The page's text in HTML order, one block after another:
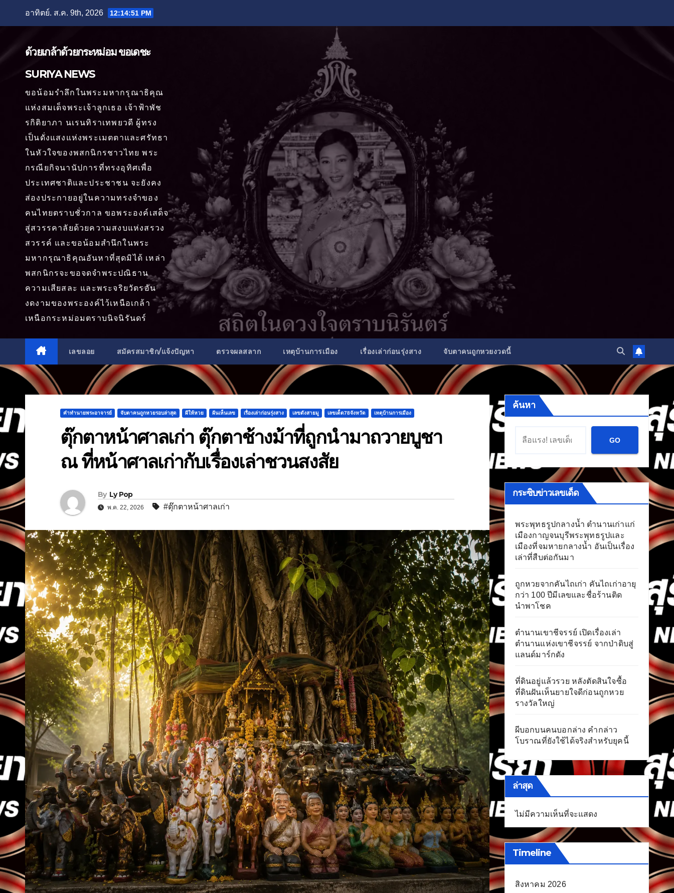
อาทิตย์. ส.ค. 9th, 2026 12:14:53 PM
ด้วยเกล้าด้วยกระหม่อม ขอเดชะ
SURIYA NEWS
ขอน้อมรำลึกในพระมหากรุณาธิคุณ
แห่งสมเด็จพระเจ้าลูกเธอ เจ้าฟ้าพัช
รกิติยาภา นเรนทิราเทพยวดี ผู้ทรง
เป็นดั่งแสงแห่งพระเมตตาและศรัทธา
ในหัวใจของพสกนิกรชาวไทย พระ
กรณียกิจนานัปการที่ทรงอุทิศเพื่อ
ประเทศชาติและประชาชน จะยังคง
ส่องประกายอยู่ในความทรงจำของ
คนไทยตราบชั่วกาล ขอพระองค์เสด็จ
สู่สวรรคาลัยด้วยความสงบแห่งสรวง
สวรรค์ และขอน้อมสำนึกในพระ
มหากรุณาธิคุณอันหาที่สุดมิได้ เหล่า
พสกนิกรจะขอจดจำพระปณิธาน
ความเสียสละ และพระจริยวัตรอัน
งดงามของพระองค์ไว้เหนือเกล้า
เหนือกระหม่อมตราบนิจนิรันดร์
เลขลอย สมัครสมาชิก/แจ้งปัญหา ตรวจผลสลาก เหตุบ้านการเมือง เรื่องเล่าก่อนรุ่งสาง จับตาคนถูกหวยงวดนี้
คำทำนายพระอาจารย์ จับตาคนถูกหวยรอบล่าสุด ผีให้หวย ฝันเห็นเลข เรื่องเล่าก่อนรุ่งสาง เลขดังสายมู เลขเด็ด78จังหวัด เหตุบ้านการเมือง
ตุ๊กตาหน้าศาลเก่า ตุ๊กตาช้างม้าที่ถูกนำมาถวายบูชา
ณ ที่หน้าศาลเก่ากับเรื่องเล่าชวนสงสัย
By Ly Pop
พ.ค. 22, 2026 #ตุ๊กตาหน้าศาลเก่า
ค้นหา
GO
กระซิบข่าวเลขเด็ด
พระพุทธรูปกลางน้ำ ตำนานเก่าแก่
เมืองกาญจนบุรีพระพุทธรูปและ
เมืองที่จมหายกลางน้ำ อันเป็นเรื่อง
เล่าที่สืบต่อกันมา
ถูกหวยจากคันไถเก่า คันไถเก่าอายุ
กว่า 100 ปีมีเลขและชื่อร้านติด
นำพาโชค
ตำนานเขาชีจรรย์ เปิดเรื่องเล่า
ตำนานแห่งเขาชีจรรย์ จากป่าดิบสู่
แลนด์มาร์กดัง
ที่ดินอยู่แล้วรวย หลังตัดสินใจซื้อ
ที่ดินฝันเห็นยายใจดีก่อนถูกหวย
รางวัลใหญ่
ผีบอกบนคนบอกล่าง คำกล่าว
โบราณที่ยังใช้ได้จริงสำหรับยุคนี้
ล่าสุด
ไม่มีความเห็นที่จะแสดง
Timeline
สิงหาคม 2026